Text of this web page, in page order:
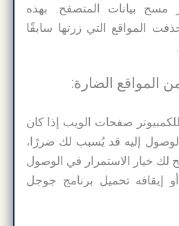
بيانات المتصفح. بهذه
المواقع التي زرتها سابقًا
المواقع الضارة:
صفحات الويب إذا كان
إليه قد يُسبب لك ضررًا،
خيار الاستمرار في الوصول
إيقافه تحميل برنامج جوجل